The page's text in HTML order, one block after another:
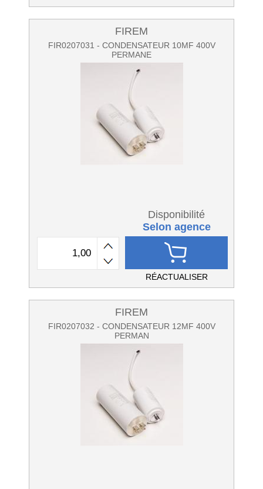
FIREM
FIR0207031 - CONDENSATEUR 10MF 400V
PERMANE
Disponibilité
Selon agence
RÉACTUALISER
FIREM
FIR0207032 - CONDENSATEUR 12MF 400V
PERMAN